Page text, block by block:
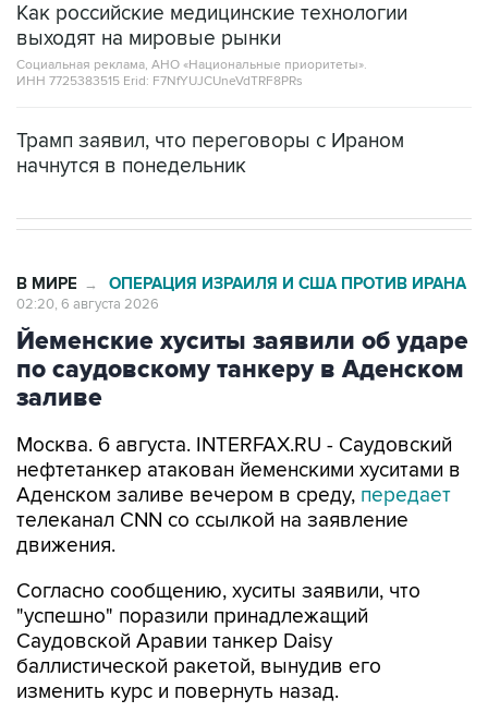
Как российские медицинские технологии
выходят на мировые рынки
Социальная реклама, АНО «Национальные приоритеты».
ИНН 7725383515 Erid: F7NfYUJCUneVdTRF8PRs
Трамп заявил, что переговоры с Ираном
начнутся в понедельник
В МИРЕ → ОПЕРАЦИЯ ИЗРАИЛЯ И США ПРОТИВ ИРАНА
02:20, 6 августа 2026
Йеменские хуситы заявили об ударе
по саудовскому танкеру в Аденском
заливе
Москва. 6 августа. INTERFAX.RU - Саудовский
нефтетанкер атакован йеменскими хуситами в
Аденском заливе вечером в среду, передает
телеканал CNN со ссылкой на заявление
движения.
Согласно сообщению, хуситы заявили, что
"успешно" поразили принадлежащий
Саудовской Аравии танкер Daisy
баллистической ракетой, вынудив его
изменить курс и повернуть назад.